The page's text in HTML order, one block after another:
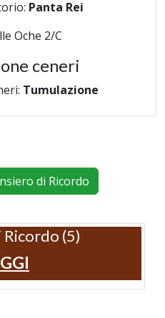
Panta Rei
Oche 2/C
ceneri
Tumulazione
di Ricordo
Ricordo (5)